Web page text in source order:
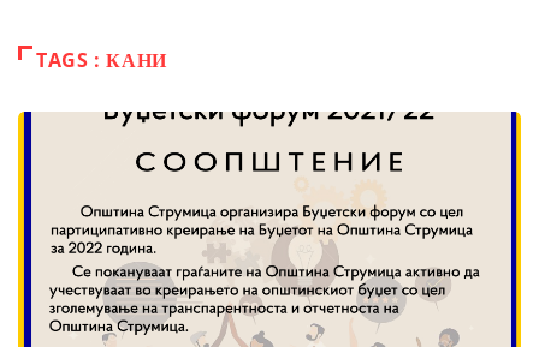
TAGS : КАНИ